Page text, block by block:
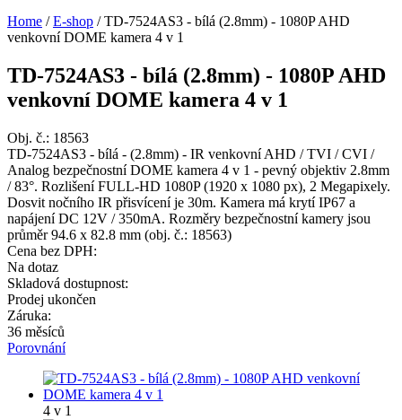
Home / E-shop /TD-7524AS3 - bílá (2.8mm) - 1080P AHD
venkovní DOME kamera 4 v 1
TD-7524AS3 - bílá (2.8mm) - 1080P AHD
venkovní DOME kamera 4 v 1
Obj. č.: 18563
TD-7524AS3 - bílá - (2.8mm) - IR venkovní AHD / TVI / CVI /
Analog bezpečnostní DOME kamera 4 v 1 - pevný objektiv 2.8mm
/ 83°. Rozlišení FULL-HD 1080P (1920 x 1080 px), 2 Megapixely.
Dosvit nočního IR přisvícení je 30m. Kamera má krytí IP67 a
napájení DC 12V / 350mA. Rozměry bezpečnostní kamery jsou
průměr 94.6 x 82.8 mm (obj. č.: 18563)
Cena bez DPH:
Na dotaz
Skladová dostupnost:
Prodej ukončen
Záruka:
36 měsíců
Porovnání
4 v 1